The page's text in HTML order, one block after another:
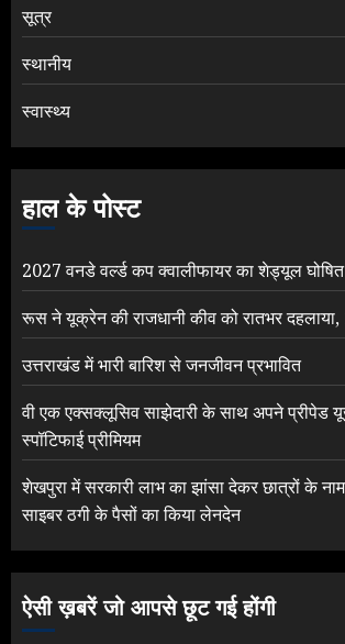
सूत्र
स्थानीय
स्वास्थ्य
हाल के पोस्ट
2027 वनडे वर्ल्ड कप क्वालीफायर का शेड्यूल घोषित
रूस ने यूक्रेन की राजधानी कीव को रातभर दहलाया,
उत्तराखंड में भारी बारिश से जनजीवन प्रभावित
वी एक एक्सक्लूसिव साझेदारी के साथ अपने प्रीपेड
स्पॉटिफाई प्रीमियम
शेखपुरा में सरकारी लाभ का झांसा देकर छात्रों के
साइबर ठगी के पैसों का किया लेनदेन
ऐसी ख़बरें जो आपसे छूट गई होंगी